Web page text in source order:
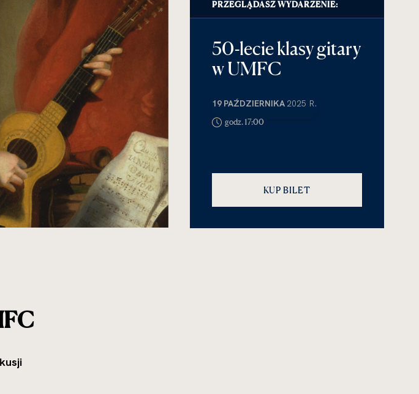
PRZEGLĄDASZ WYDARZENIE:
50-lecie klasy gitary
w UMFC
19 PAŹDZIERNIKA 2025 R.
godz. 17:00
KUP BILET